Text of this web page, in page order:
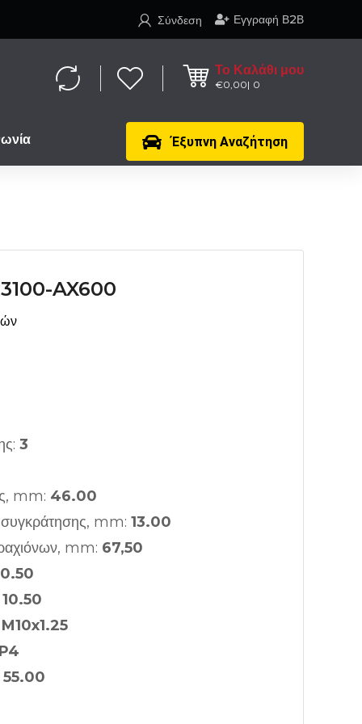
Εγγραφή Β2Β
Σύνδεση
Το Καλάθι μου
€0,00 0
Έξυπνη Αναζήτηση
AX600
3
mm: 46.00
mm: 13.00
mm: 67,50
10.50
M10x1.25
P4
55.00